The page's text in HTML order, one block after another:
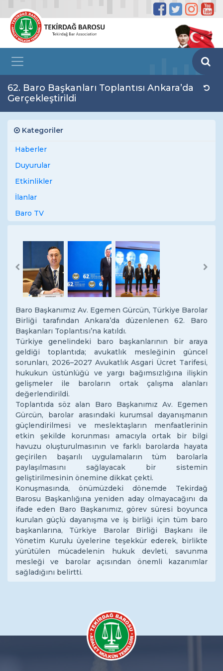
62. Baro Başkanları Toplantısı Ankara’da
Gerçekleştirildi
Kategoriler
Haberler
Duyurular
Etkinlikler
İlanlar
Baro TV
Previous Next
Baro Başkanımız Av. Egemen Gürcün, Türkiye Barolar
Birliği tarafından Ankara’da düzenlenen 62. Baro
Başkanları Toplantısı’na katıldı.
Türkiye genelindeki baro başkanlarının bir araya
geldiği toplantıda; avukatlık mesleğinin güncel
sorunları, 2026–2027 Avukatlık Asgari Ücret Tarifesi,
hukukun üstünlüğü ve yargı bağımsızlığına ilişkin
gelişmeler ile baroların ortak çalışma alanları
değerlendirildi.
Toplantıda söz alan Baro Başkanımız Av. Egemen
Gürcün, barolar arasındaki kurumsal dayanışmanın
güçlendirilmesi ve meslektaşların menfaatlerinin
etkin şekilde korunması amacıyla ortak bir bilgi
havuzu oluşturulmasının ve farklı barolarda hayata
geçirilen başarılı uygulamaların tüm barolarla
paylaşılmasını sağlayacak bir sistemin
geliştirilmesinin önemine dikkat çekti.
Konuşmasında, önümüzdeki dönemde Tekirdağ
Barosu Başkanlığına yeniden aday olmayacağını da
ifade eden Baro Başkanımız, görev süresi boyunca
kurulan güçlü dayanışma ve iş birliği için tüm baro
başkanlarına, Türkiye Barolar Birliği Başkanı ile
Yönetim Kurulu üyelerine teşekkür ederek, birlikte
yürütülen mücadelenin hukuk devleti, savunma
mesleği ve barolar açısından önemli kazanımlar
sağladığını belirtti.